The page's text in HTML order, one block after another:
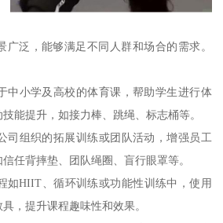
广泛，能够满足不同人群和场合的需求。
中小学及高校的体育课，帮助学生进行体
能提升，如接力棒、跳绳、标志桶等。
司组织的拓展训练或团队活动，增强员工
任背摔垫、团队绳圈、盲行眼罩等。
如HIIT、循环训练或功能性训练中，使用
，提升课程趣味性和效果。